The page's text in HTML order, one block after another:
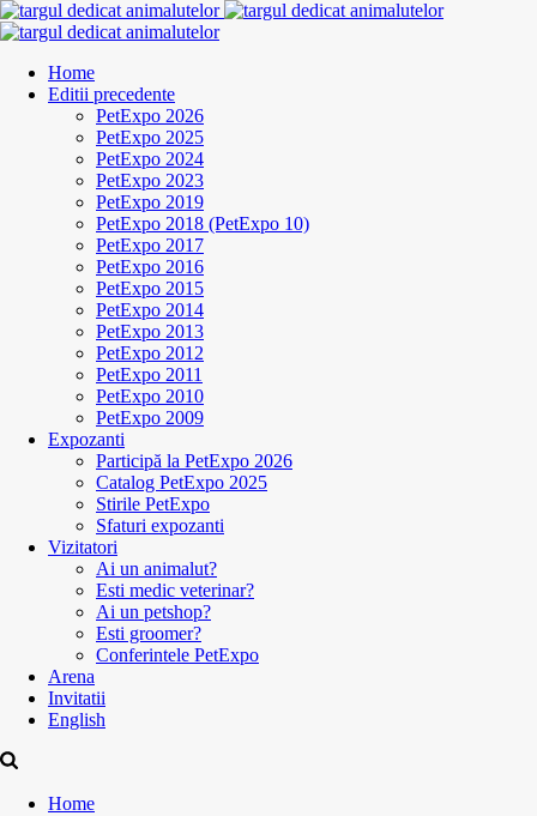
Home
Editii precedente
PetExpo 2026
PetExpo 2025
PetExpo 2024
PetExpo 2023
PetExpo 2019
PetExpo 2018 (PetExpo 10)
PetExpo 2017
PetExpo 2016
PetExpo 2015
PetExpo 2014
PetExpo 2013
PetExpo 2012
PetExpo 2011
PetExpo 2010
PetExpo 2009
Expozanti
Participă la PetExpo 2026
Catalog PetExpo 2025
Stirile PetExpo
Sfaturi expozanti
Vizitatori
Ai un animalut?
Esti medic veterinar?
Ai un petshop?
Esti groomer?
Conferintele PetExpo
Arena
Invitatii
English
Home